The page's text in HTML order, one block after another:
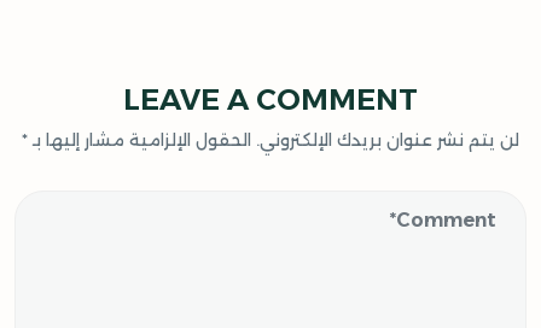
LEAVE A COMMENT
لن يتم نشر عنوان بريدك الإلكتروني. الحقول الإلزامية مشار إليها بـ*